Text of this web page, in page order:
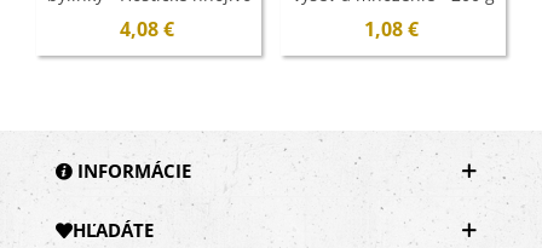
- 10 ks
4,08 € 1,08 €
INFORMÁCIE
HĽADÁTE